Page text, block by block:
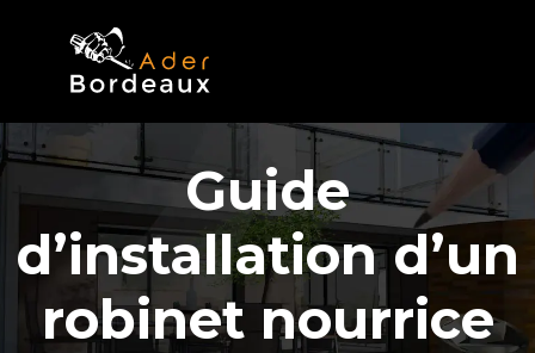
Guide
d’installation d’un
robinet nourrice